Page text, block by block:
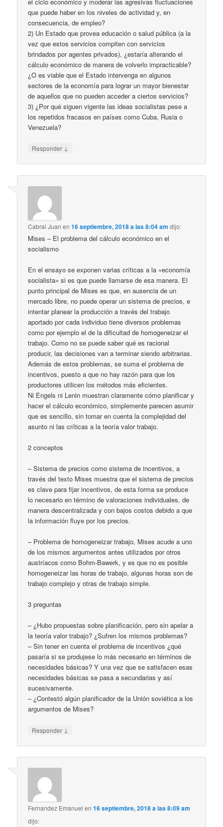
que puede haber en los niveles de actividad y, en
consecuencia, de empleo?
2) Un Estado que provea educación o salud pública (a la
vez que estos servicios compiten con servicios
brindados por agentes privados), ¿estaría alterando el
cálculo económico de manera de volverlo impracticable?
¿O es viable que el Estado intervenga en algunos
sectores de la economía para lograr un mayor bienestar
de aquellos que no pueden acceder a ciertos servicios?
3) ¿Por qué siguen vigente las ideas socialistas pese a
los repetidos fracasos en países como Cuba, Rusia o
Venezuela?
Responder ↓
Cabral Juan en16 septiembre, 2018 a las 8:04 am dijo:
Mises – El problema del cálculo económico en el
socialismo
En el ensayo se exponen varias críticas a la «economía
socialista» si es que puede llamarse de esa manera. El
punto principal de Mises es que, en ausencia de un
mercado libre, no puede operar un sistema de precios, e
intentar planear la producción a través del trabajo
aportado por cada individuo tiene diversos problemas
como por ejemplo el de la dificultad de homogeneizar el
trabajo. Como no se puede saber qué es racional
producir, las decisiones van a terminar siendo arbitrarias.
Además de estos problemas, se suma el problema de
incentivos, puesto a que no hay razón para que los
productores utilicen los métodos más eficientes.
Ni Engels ni Lenin muestran claramente cómo planificar y
hacer el cálculo económico, simplemente parecen asumir
que es sencillo, sin tomar en cuenta la complejidad del
asunto ni las críticas a la teoría valor trabajo.
2 conceptos
– Sistema de precios como sistema de incentivos, a
través del texto Mises muestra que el sistema de precios
es clave para fijar incentivos, de esta forma se produce
lo necesario en término de valoraciones individuales, de
manera descentralizada y con bajos costos debido a que
la información fluye por los precios.
– Problema de homogeneizar trabajo, Mises acude a uno
de los mismos argumentos antes utilizados por otros
austríacos como Bohm-Bawerk, y es que no es posible
homogeneizar las horas de trabajo, algunas horas son de
trabajo complejo y otras de trabajo simple.
3 preguntas
– ¿Hubo propuestas sobre planificación, pero sin apelar a
la teoría valor trabajo? ¿Sufren los mismos problemas?
– Sin tener en cuenta el problema de incentivos ¿qué
pasaría si se produjese lo más necesario en términos de
necesidades básicas? Y una vez que se satisfacen esas
necesidades básicas se pasa a secundarias y así
sucesivamente.
– ¿Contestó algún planificador de la Unión soviética a los
argumentos de Mises?
Responder ↓
Fernandez Emanuel en16 septiembre, 2018 a las 8:09 am
dijo: